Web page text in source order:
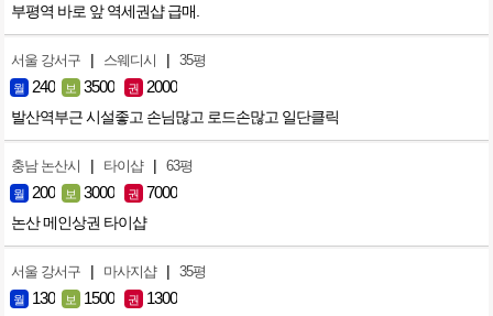
부평역 바로 앞 역세권샵 급매.
서울 강서구 | 스웨디시 | 35평
월 240 보 3500 권 2000
발산역부근 시설좋고 손님많고 로드손많고 일단클릭
충남 논산시 | 타이샵 | 63평
월 200 보 3000 권 7000
논산 메인상권 타이샵
서울 강서구 | 마사지샵 | 35평
월 130 보 1500 권 1300